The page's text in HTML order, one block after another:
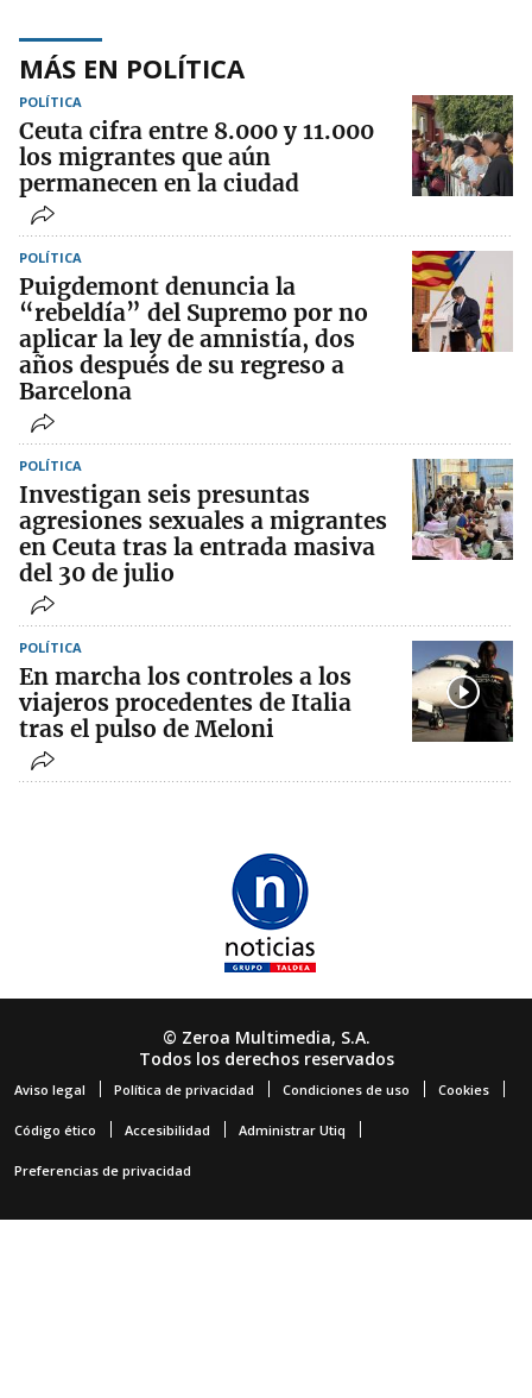
MÁS EN POLÍTICA
POLÍTICA
Ceuta cifra entre 8.000 y 11.000
los migrantes que aún
permanecen en la ciudad
POLÍTICA
Puigdemont denuncia la
“rebeldía” del Supremo por no
aplicar la ley de amnistía, dos
años después de su regreso a
Barcelona
POLÍTICA
Investigan seis presuntas
agresiones sexuales a migrantes
en Ceuta tras la entrada masiva
del 30 de julio
POLÍTICA
En marcha los controles a los
viajeros procedentes de Italia
tras el pulso de Meloni
© Zeroa Multimedia, S.A.
Todos los derechos reservados
Aviso legal Política de privacidad Condiciones de uso Cookies
Código ético Accesibilidad Administrar Utiq
Preferencias de privacidad